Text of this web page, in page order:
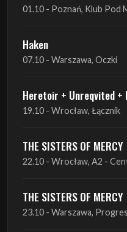
Heretoir + Unreqvited +
THE SISTERS OF MERCY
22.10 - Wrocław, A2 -
THE SISTERS OF MERCY
Lone Assembly